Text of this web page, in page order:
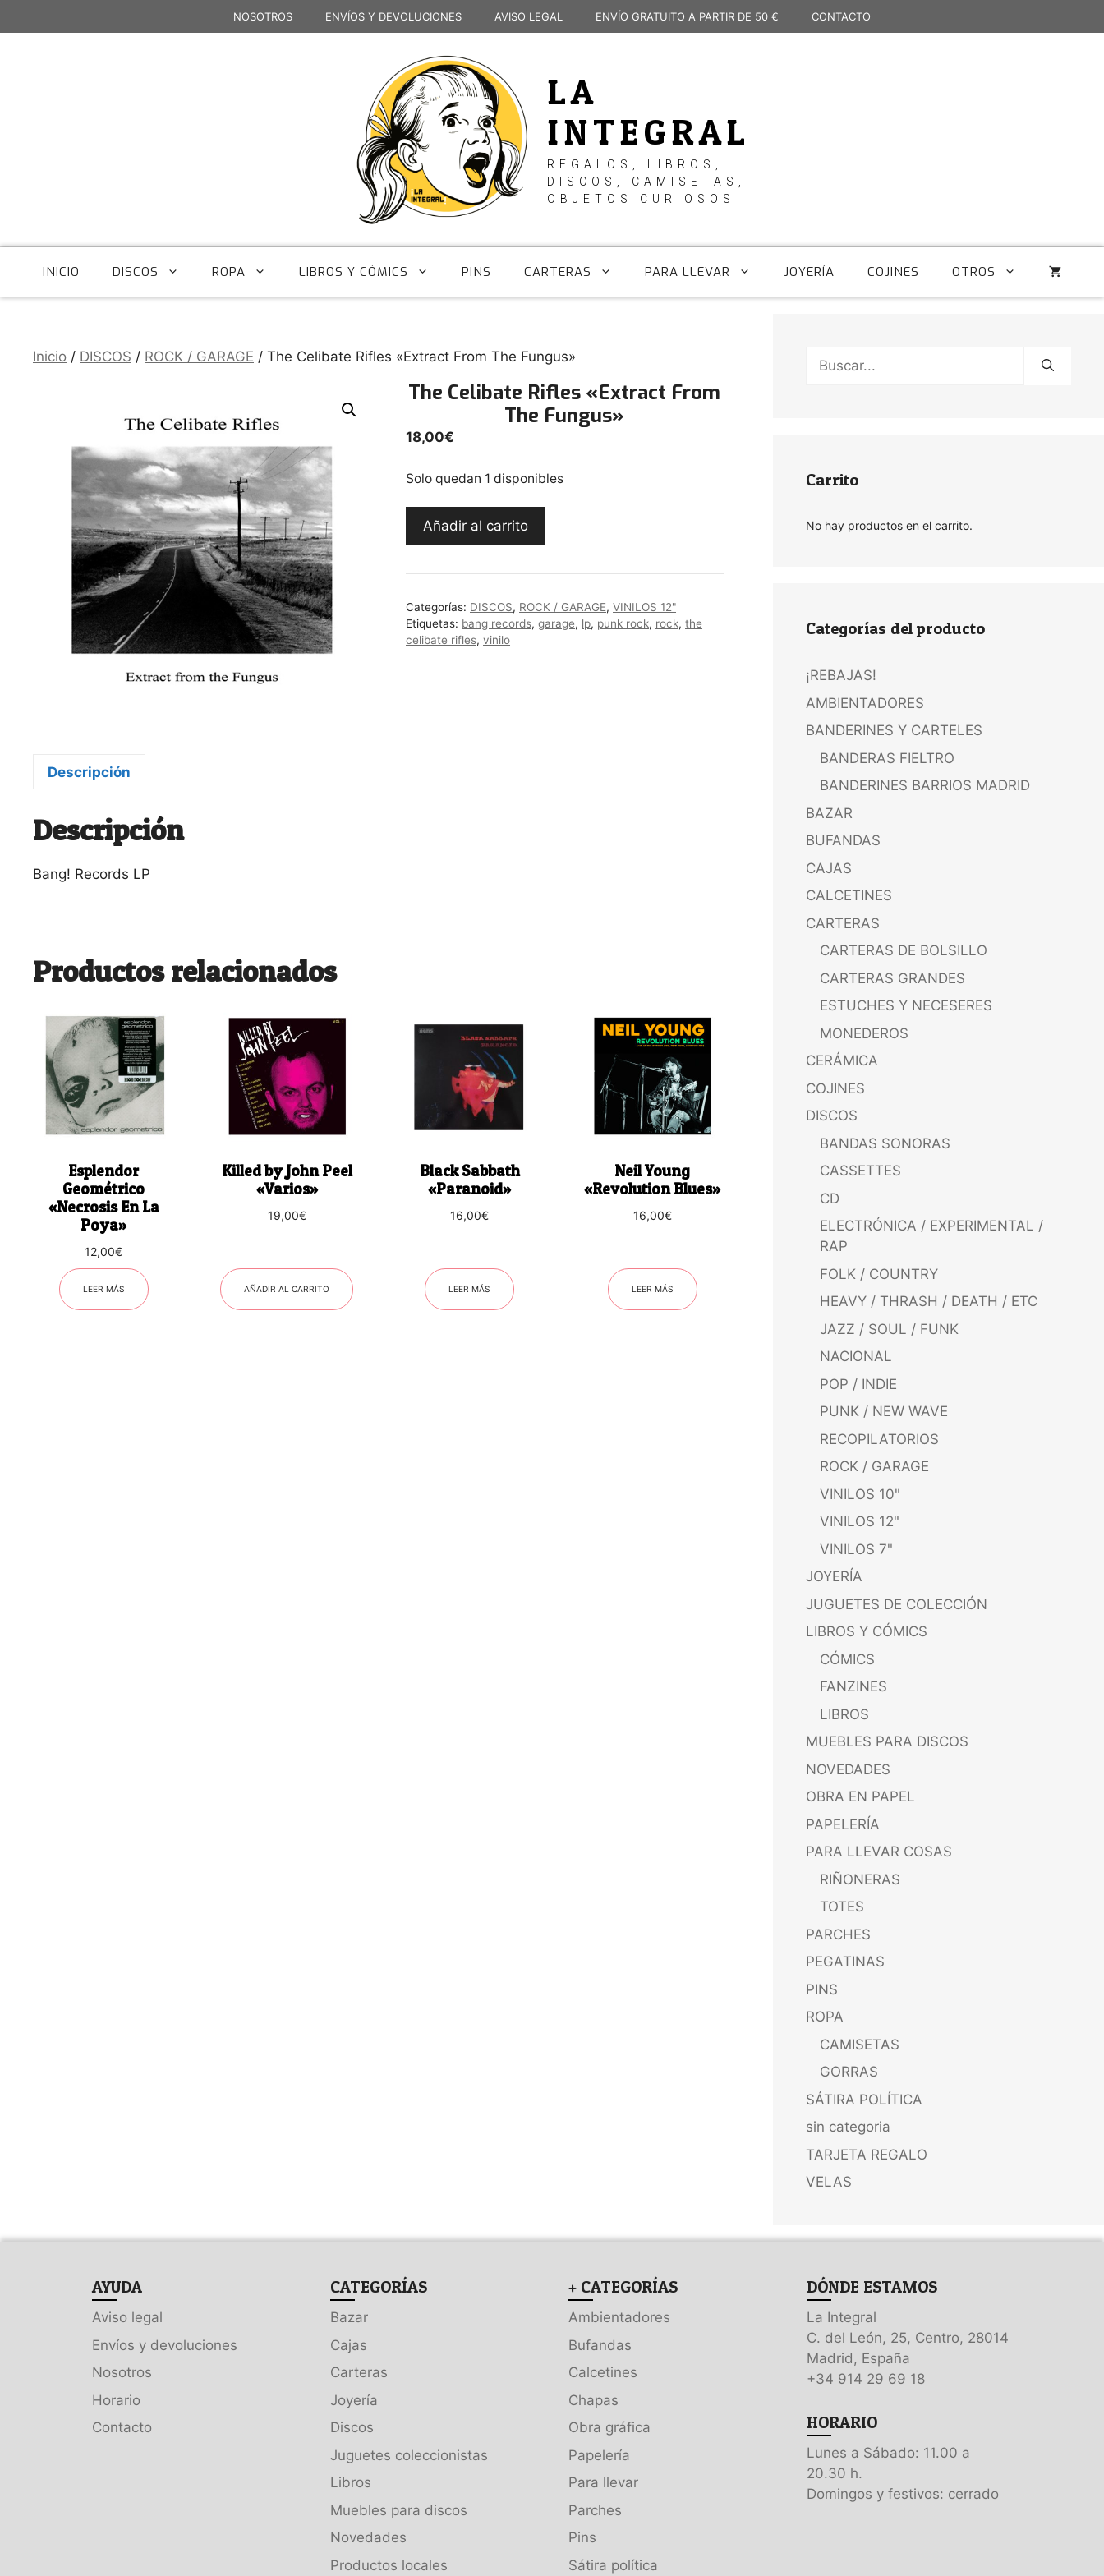
al
NOSOTROS ENVÍOS Y DEVOLUCIONES AVISO LEGAL ENVÍO GRATUITO A PARTIR DE 50 € CONTACTO
LA
INTEGRAL
REGALOS, LIBROS,
DISCOS, CAMISETAS,
OBJETOS CURIOSOS
INICIO DISCOS ROPA LIBROS Y CÓMICS PINS CARTERAS PARA LLEVAR JOYERÍA COJINES OTROS
Inicio / DISCOS / ROCK / GARAGE / The Celibate Rifles «Extract From The Fungus»
The Celibate Rifles «Extract From
The Fungus»
18,00€
Solo quedan 1 disponibles
Celibate
"Extract
The
Fungus"
Añadir al carrito
Categorías: DISCOS, ROCK / GARAGE,VINILOS 12"
Etiquetas: bang records,garage, lp, punk rock, rock,the
celibate rifles,vinilo
Descripción
Descripción
Bang! Records LP
Productos relacionados
Esplendor
Geométrico
«Necrosis En La
Poya»
12,00€
LEER MÁS
Killed by John Peel
«Varios»
19,00€
AÑADIR AL CARRITO
Black Sabbath
«Paranoid»
16,00€
LEER MÁS
Neil Young
«Revolution Blues»
16,00€
LEER MÁS
Buscar:
Carrito
No hay productos en el carrito.
Categorías del producto
¡REBAJAS!
AMBIENTADORES
BANDERINES Y CARTELES
BANDERAS FIELTRO
BANDERINES BARRIOS MADRID
BAZAR
BUFANDAS
CAJAS
CALCETINES
CARTERAS
CARTERAS DE BOLSILLO
CARTERAS GRANDES
ESTUCHES Y NECESERES
MONEDEROS
CERÁMICA
COJINES
DISCOS
BANDAS SONORAS
CASSETTES
CD
ELECTRÓNICA / EXPERIMENTAL /
RAP
FOLK / COUNTRY
HEAVY / THRASH / DEATH / ETC
JAZZ / SOUL / FUNK
NACIONAL
POP / INDIE
PUNK / NEW WAVE
RECOPILATORIOS
ROCK / GARAGE
VINILOS 10"
VINILOS 12"
VINILOS 7"
JOYERÍA
JUGUETES DE COLECCIÓN
LIBROS Y CÓMICS
CÓMICS
FANZINES
LIBROS
MUEBLES PARA DISCOS
NOVEDADES
OBRA EN PAPEL
PAPELERÍA
PARA LLEVAR COSAS
RIÑONERAS
TOTES
PARCHES
PEGATINAS
PINS
ROPA
CAMISETAS
GORRAS
SÁTIRA POLÍTICA
sin categoria
TARJETA REGALO
VELAS
AYUDA
Aviso legal
Envíos y devoluciones
Nosotros
Horario
Contacto
CATEGORÍAS
Bazar
Cajas
Carteras
Joyería
Discos
Juguetes coleccionistas
Libros
Muebles para discos
Novedades
Productos locales
+ CATEGORÍAS
Ambientadores
Bufandas
Calcetines
Chapas
Obra gráfica
Papelería
Para llevar
Parches
Pins
Sátira política
DÓNDE ESTAMOS
La Integral
C. del León, 25, Centro, 28014
Madrid, España
+34 914 29 69 18
HORARIO
Lunes a Sábado: 11.00 a
20.30 h.
Domingos y festivos: cerrado